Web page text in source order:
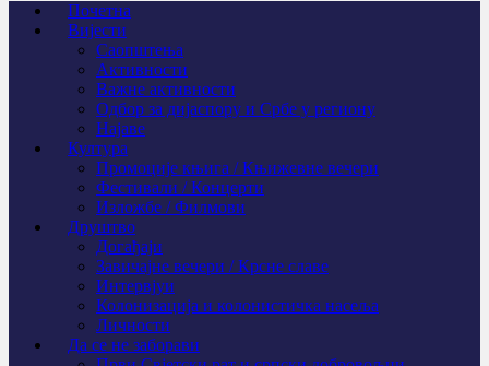
Почетна
Вијести
Саопштења
Активности
Важне активности
Одбор за дијаспору и Србе у региону
Најаве
Култура
Промоције књига / Књижевне вечери
Фестивали / Концерти
Изложбе / Филмови
Друштво
Догађаји
Завичајне вечери / Крсне славе
Интервјуи
Колонизација и колонистичка насеља
Личности
Да се не заборави